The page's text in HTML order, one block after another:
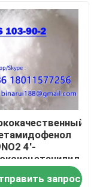
28-0
4'-
90-2
запрос